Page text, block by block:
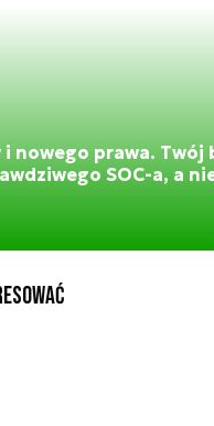
i nowego prawa. Twój
SOC-a, a